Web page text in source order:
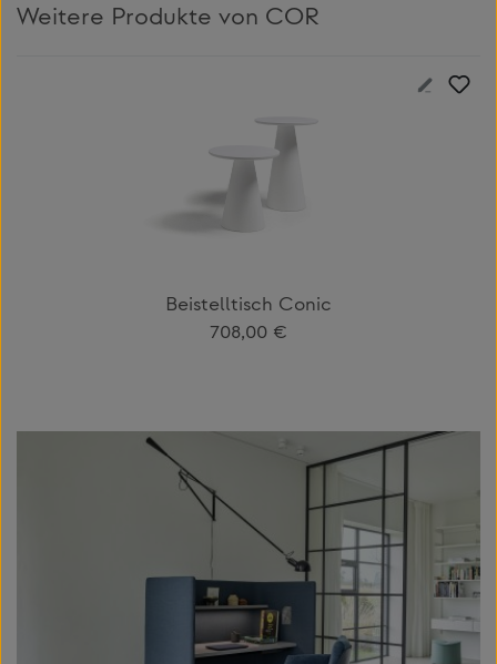
Weitere Produkte von COR
Beistelltisch Conic
Regulärer Preis:
708,00 €